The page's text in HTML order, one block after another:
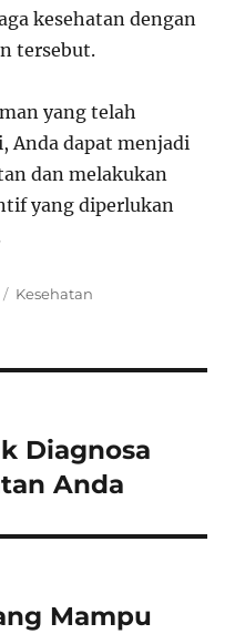
kesehatan dengan
tersebut.
yang telah
Anda dapat menjadi
dan melakukan
yang diperlukan
Categories
Kesehatan
Diagnosa
Anda
Mampu